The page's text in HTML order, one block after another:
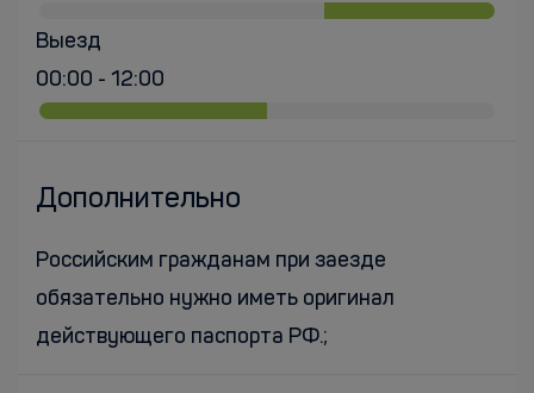
Выезд
00:00 - 12:00
Дополнительно
Российским гражданам при заезде
обязательно нужно иметь оригинал
действующего паспорта РФ.;